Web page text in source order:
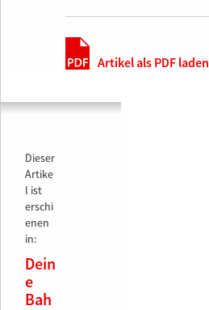
Artikel als PDF laden
Dieser
Artike
l ist
erschi
enen
in:
Dein
e
Bah